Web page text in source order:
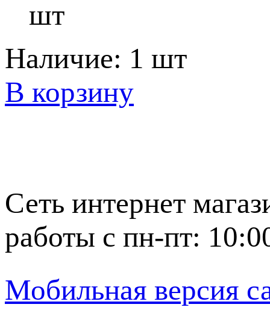
шт
Наличие: 1 шт
В корзину
Сеть интернет
работы с пн-пт:
Мобильная версия